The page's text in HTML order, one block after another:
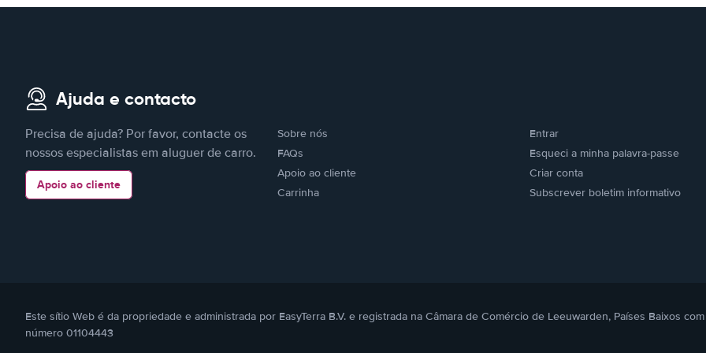
Ajuda e contacto
Precisa de ajuda? Por favor, contacte os
nossos especialistas em aluguer de carro.
Apoio ao cliente
Sobre nós
FAQs
Apoio ao cliente
Carrinha
Entrar
Esqueci a minha palavra-passe
Criar conta
Subscrever boletim informativo
Este sítio Web é da propriedade e administrada por EasyTerra B.V. e registrada na Câmara de Comércio de Leeuwarden, Países Baixos
número 01104443